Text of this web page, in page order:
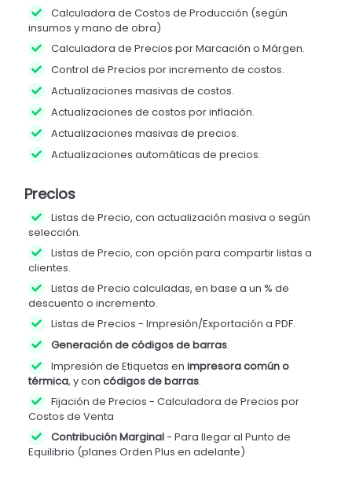
Calculadora de Costos de Producción (según
insumos y mano de obra)
Calculadora de Precios por Marcación o Márgen.
Control de Precios por incremento de costos.
Actualizaciones masivas de costos.
Actualizaciones de costos por inflación.
Actualizaciones masivas de precios.
Actualizaciones automáticas de precios.
Precios
Listas de Precio, con actualización masiva o según
selección.
Listas de Precio, con opción para compartir listas a
clientes.
Listas de Precio calculadas, en base a un % de
descuento o incremento.
Listas de Precios - Impresión/Exportación a PDF.
Generación de códigos de barras.
Impresión de Etiquetas en impresora común o
térmica, y con códigos de barras.
Fijación de Precios - Calculadora de Precios por
Costos de Venta
Contribución Marginal- Para llegar al Punto de
Equilibrio (planes Orden Plus en adelante)